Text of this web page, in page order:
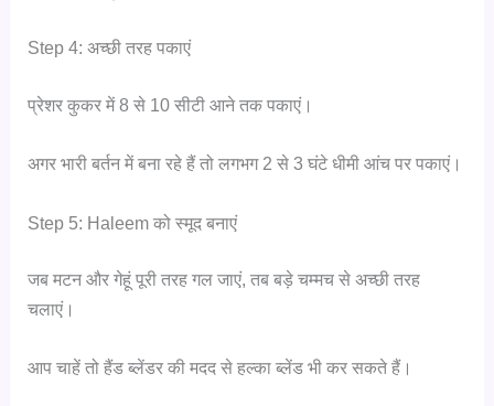
Step 4: अच्छी तरह पकाएं
प्रेशर कुकर में 8 से 10 सीटी आने तक पकाएं।
अगर भारी बर्तन में बना रहे हैं तो लगभग 2 से 3 घंटे धीमी आंच पर पकाएं।
Step 5: Haleem को स्मूद बनाएं
जब मटन और गेहूं पूरी तरह गल जाएं, तब बड़े चम्मच से अच्छी तरह
चलाएं।
आप चाहें तो हैंड ब्लेंडर की मदद से हल्का ब्लेंड भी कर सकते हैं।